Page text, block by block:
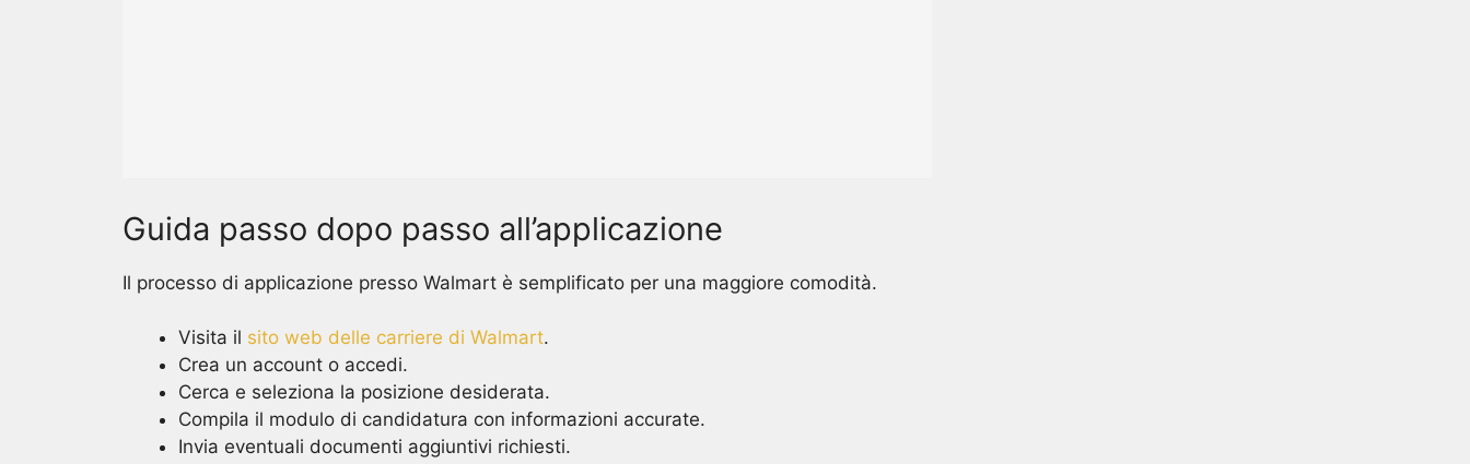
Guida passo dopo passo all’applicazione
Il processo di applicazione presso Walmart è semplificato per una maggiore comodità.
Visita il sito web delle carriere di Walmart.
Crea un account o accedi.
Cerca e seleziona la posizione desiderata.
Compila il modulo di candidatura con informazioni accurate.
Invia eventuali documenti aggiuntivi richiesti.